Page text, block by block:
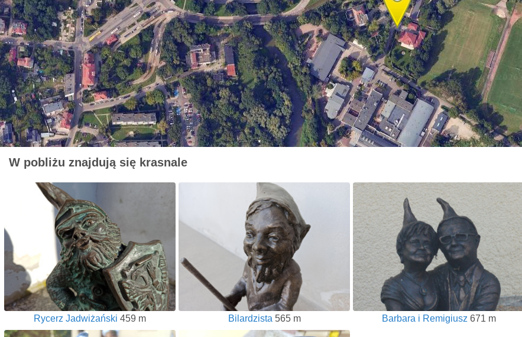
W pobliżu znajdują się krasnale
Rycerz Jadwiżański 459 m Bilardzista 565 m Barbara i Remigiusz 671 m